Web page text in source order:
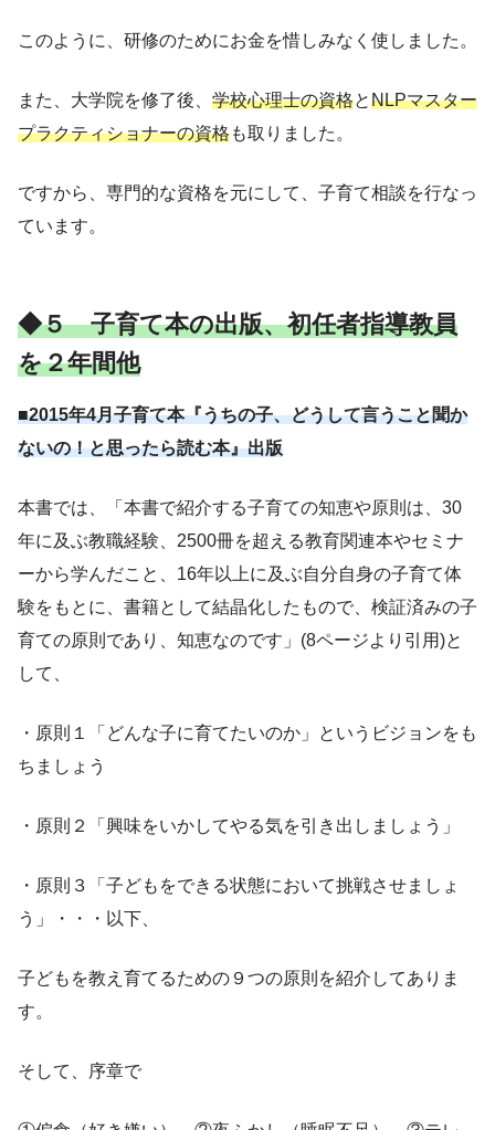
このように、研修のためにお金を惜しみなく使しました。
また、大学院を修了後、 学校心理士の資格とNLPマスター
プラクティショナーの資格も取りました。
ですから、専門的な資格を元にして、子育て相談を行なっ
ています。
◆５ 子育て本の出版、初任者指導教員
を２年間他
■2015年4月子育て本『うちの子、どうして言うこと聞か
ないの！と思ったら読む本』出版
本書では、「本書で紹介する子育ての知恵や原則は、30
年に及ぶ教職経験、2500冊を超える教育関連本やセミナ
ーから学んだこと、16年以上に及ぶ自分自身の子育て体
験をもとに、書籍として結晶化したもので、検証済みの子
育ての原則であり、知恵なのです」(8ページより引用)と
して、
・原則１「どんな子に育てたいのか」というビジョンをも
ちましょう
・原則２「興味をいかしてやる気を引き出しましょう」
・原則３「子どもをできる状態において挑戦させましょ
う」・・・以下、
子どもを教え育てるための９つの原則を紹介してありま
す。
そして、序章で